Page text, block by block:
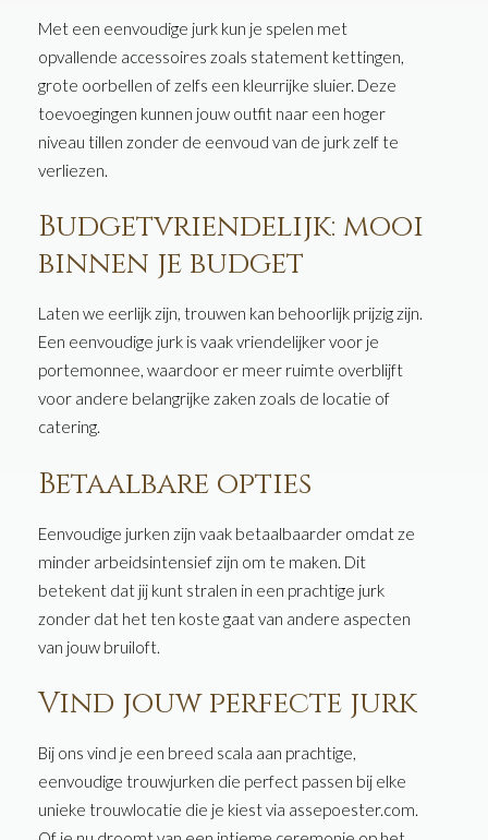
Met een eenvoudige jurk kun je spelen met
opvallende accessoires zoals statement kettingen,
grote oorbellen of zelfs een kleurrijke sluier. Deze
toevoegingen kunnen jouw outfit naar een hoger
niveau tillen zonder de eenvoud van de jurk zelf te
verliezen.
Budgetvriendelijk: mooi
binnen je budget
Laten we eerlijk zijn, trouwen kan behoorlijk prijzig zijn.
Een eenvoudige jurk is vaak vriendelijker voor je
portemonnee, waardoor er meer ruimte overblijft
voor andere belangrijke zaken zoals de locatie of
catering.
Betaalbare opties
Eenvoudige jurken zijn vaak betaalbaarder omdat ze
minder arbeidsintensief zijn om te maken. Dit
betekent dat jij kunt stralen in een prachtige jurk
zonder dat het ten koste gaat van andere aspecten
van jouw bruiloft.
Vind jouw perfecte jurk
Bij ons vind je een breed scala aan prachtige,
eenvoudige trouwjurken die perfect passen bij elke
unieke trouwlocatie die je kiest via assepoester.com.